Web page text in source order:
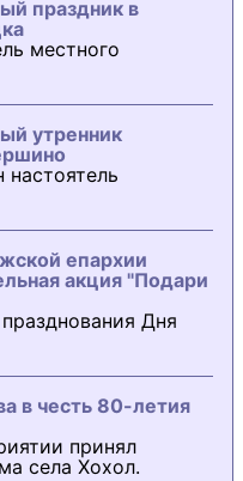
праздник в
местного
утренник
епархии
акция "Подари
Дня
в честь 80-летия
принял
села Хохол.